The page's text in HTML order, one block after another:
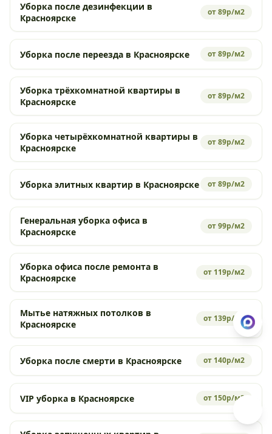
Уборка после дезинфекции в
Красноярске
от 89р/м2
Уборка после переезда в Красноярске от 89р/м2
Уборка трёхкомнатной квартиры в
Красноярске
от 89р/м2
Уборка четырёхкомнатной квартиры в
Красноярске
от 89р/м2
Уборка элитных квартир в Красноярске от 89р/м2
Генеральная уборка офиса в
Красноярске
от 99р/м2
Уборка офиса после ремонта в
Красноярске
от 119р/м2
Мытье натяжных потолков в
Красноярске
от 139р/м2
Уборка после смерти в Красноярске от 140р/м2
VIP уборка в Красноярске от 150р/м2